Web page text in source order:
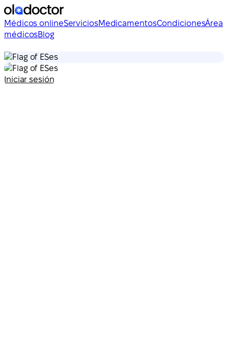
Médicos onlineServiciosMedicamentosCondicionesÁrea
médicosBlog
es
es
Iniciar sesión